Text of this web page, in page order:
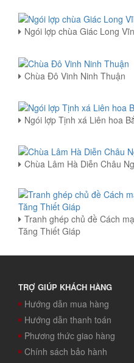
Ngói lợp chùa Giác Long
Chùa Đô Vinh Ninh Thuận
Ngói lợp Tịnh xá Liên hoa
Chùa Lâm Hà Diễn Châu
Tranh ghép chủ đề Cách
Tăng Thiết Giáp
TRỢ GIÚP KHÁCH HÀNG
Hướng dẫn mua hàng
Hướng dẫn thanh toán
Phương thức giao hàng
Chính sách bảo hành